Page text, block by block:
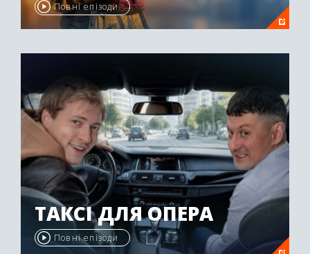
Повні епізоди
ТАКСІ ДЛЯ ОПЕРА
Повні епізоди